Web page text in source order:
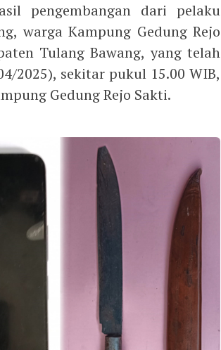
pengembangan dari pelaku
warga Kampung Gedung Rejo
Tulang Bawang, yang telah
2025), sekitar pukul 15.00 WIB,
Gedung Rejo Sakti.